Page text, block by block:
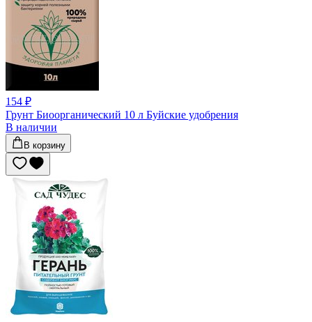
154 ₽
Грунт Биоорганический 10 л Буйские удобрения
В наличии
В корзину